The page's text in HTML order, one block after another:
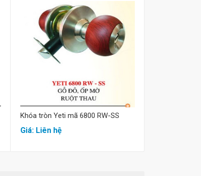
Mua hàng
Khóa tròn Yeti mã 6800 RW-SS
Giá: Liên hệ